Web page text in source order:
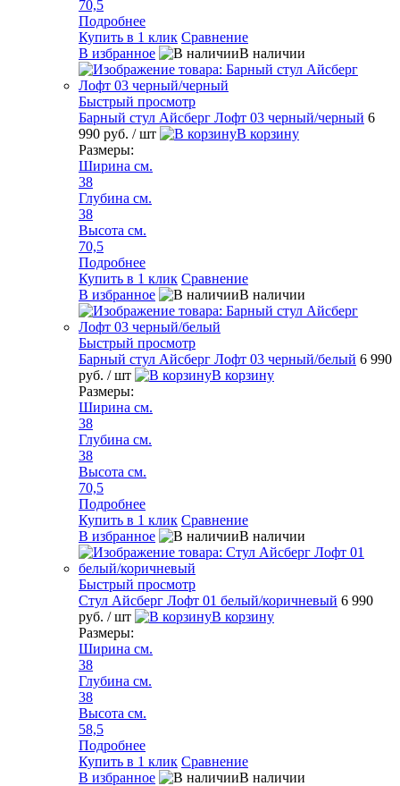
70,5
Подробнее
Купить в 1 клик Сравнение
В избранное
В наличии
Быстрый просмотр
Барный стул Айсберг Лофт 03 черный/черный 6
990 руб. / шт
В корзину
Размеры:
Ширина см.
38
Глубина см.
38
Высота см.
70,5
Подробнее
Купить в 1 клик Сравнение
В избранное
В наличии
Быстрый просмотр
Барный стул Айсберг Лофт 03 черный/белый 6 990
руб. / шт
В корзину
Размеры:
Ширина см.
38
Глубина см.
38
Высота см.
70,5
Подробнее
Купить в 1 клик Сравнение
В избранное
В наличии
Быстрый просмотр
Стул Айсберг Лофт 01 белый/коричневый 6 990
руб. / шт
В корзину
Размеры:
Ширина см.
38
Глубина см.
38
Высота см.
58,5
Подробнее
Купить в 1 клик Сравнение
В избранное
В наличии